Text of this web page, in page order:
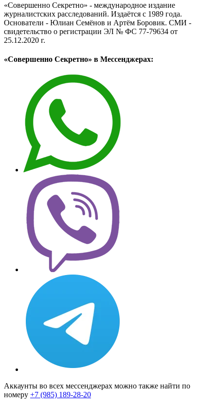
«Совершенно Секретно» - международное издание
журналистских расследований. Издаётся с 1989 года.
Основатели - Юлиан Семёнов и Артём Боровик. CМИ -
свидетельство о регистрации ЭЛ № ФС 77-79634 от
25.12.2020 г.
«Совершенно Секретно» в Мессенджерах:
Аккаунты во всех мессенджерах можно также найти по
номеру +7 (985) 189-28-20